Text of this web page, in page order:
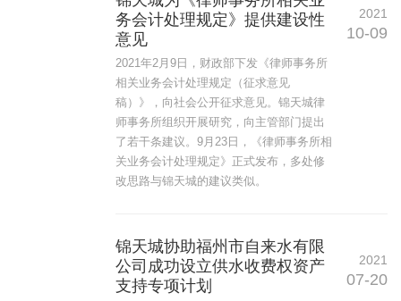
务会计处理规定》提供建设性
意见
2021年2月9日，财政部下发《律师事务所
相关业务会计处理规定（征求意见
稿）》，向社会公开征求意见。锦天城律
师事务所组织开展研究，向主管部门提出
了若干条建议。9月23日，《律师事务所相
关业务会计处理规定》正式发布，多处修
改思路与锦天城的建议类似。
2021
10-09
锦天城协助福州市自来水有限
公司成功设立供水收费权资产
支持专项计划
2021
07-20